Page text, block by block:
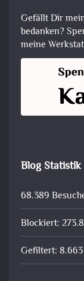
Gefällt Dir
bedanken?
meine
Blog Statistik
68.389
Blockiert:
Gefiltert: